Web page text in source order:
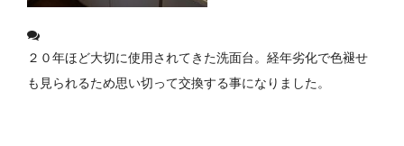
２０年ほど大切に使用されてきた洗面台。経年劣化で色褪せ
も見られるため思い切って交換する事になりました。